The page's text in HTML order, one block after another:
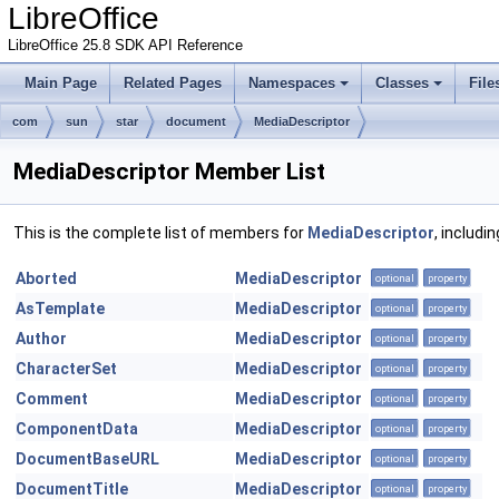
LibreOffice
LibreOffice 25.8 SDK API Reference
Main Page Related Pages Namespaces Classes
com sun star document MediaDescriptor
MediaDescriptor Member List
This is the complete list of members for MediaDescriptor,
Aborted MediaDescriptor optional property
AsTemplate MediaDescriptor optional property
Author MediaDescriptor optional property
CharacterSet MediaDescriptor optional property
Comment MediaDescriptor optional property
ComponentData MediaDescriptor optional property
DocumentBaseURL MediaDescriptor optional property
DocumentTitle MediaDescriptor optional property